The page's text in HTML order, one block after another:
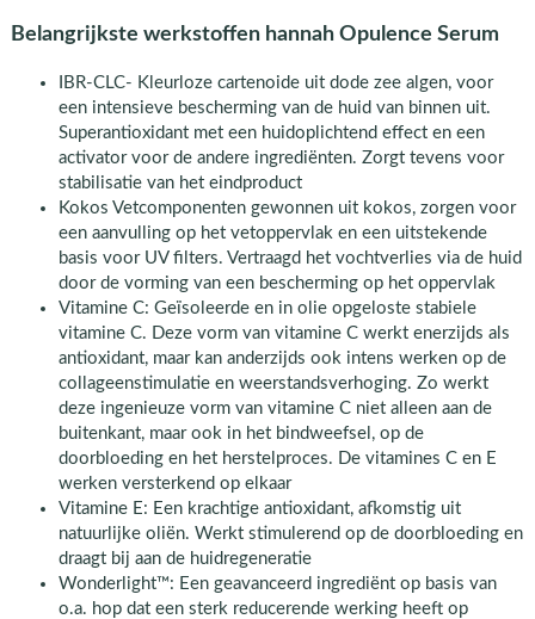
Belangrijkste werkstoffen hannah Opulence Serum
IBR-CLC- Kleurloze cartenoide uit dode zee algen, voor
een intensieve bescherming van de huid van binnen uit.
Superantioxidant met een huidoplichtend effect en een
activator voor de andere ingrediënten. Zorgt tevens voor
stabilisatie van het eindproduct
Kokos Vetcomponenten gewonnen uit kokos, zorgen voor
een aanvulling op het vetoppervlak en een uitstekende
basis voor UV filters. Vertraagd het vochtverlies via de huid
door de vorming van een bescherming op het oppervlak
Vitamine C: Geïsoleerde en in olie opgeloste stabiele
vitamine C. Deze vorm van vitamine C werkt enerzijds als
antioxidant, maar kan anderzijds ook intens werken op de
collageenstimulatie en weerstandsverhoging. Zo werkt
deze ingenieuze vorm van vitamine C niet alleen aan de
buitenkant, maar ook in het bindweefsel, op de
doorbloeding en het herstelproces. De vitamines C en E
werken versterkend op elkaar
Vitamine E: Een krachtige antioxidant, afkomstig uit
natuurlijke oliën. Werkt stimulerend op de doorbloeding en
draagt bij aan de huidregeneratie
Wonderlight™: Een geavanceerd ingrediënt op basis van
o.a. hop dat een sterk reducerende werking heeft op